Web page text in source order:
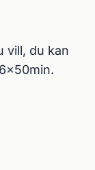
vill, du kan